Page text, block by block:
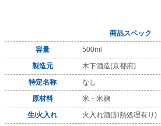
商品スペック
容量
500ml
製造元
木下酒造(京都府)
特定名称
なし
原材料
米・米麹
生/火入れ
火入れ酒(加熱処理有り)